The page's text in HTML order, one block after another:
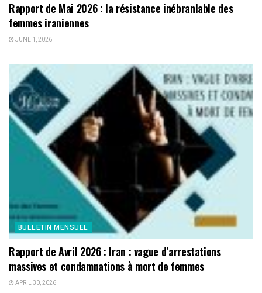
Rapport de Mai 2026 : la résistance inébranlable des
femmes iraniennes
JUNE 1, 2026
BULLETIN MENSUEL
Rapport de Avril 2026 : Iran : vague d’arrestations
massives et condamnations à mort de femmes
APRIL 30, 2026